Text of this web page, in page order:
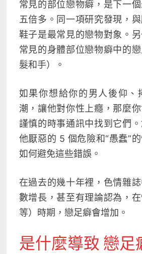
常見的部位戀物癖，是下一
五倍多 。同一項研究發現，
鞋子是最常見的戀物對象。
常見的身體部位戀物癖中的
髮和手）
。
如果你想給你的男人後仰、
潮，讓他對你性上癮，那麼
謹慎的時事通訊中找到它們
他厭惡的 5 個危險和“愚蠢”
如何避免這些錯誤。
在過去的幾十年裡，色情雜
數增長，甚至有理論認為，
等）時期，戀足癖會增加 。
是什麼導致 戀足